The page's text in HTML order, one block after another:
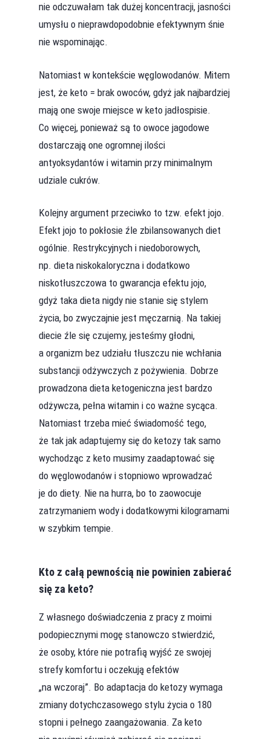
nie odczuwałam tak dużej koncentracji, jasności
umysłu o nieprawdopodobnie efektywnym śnie
nie wspominając.
Natomiast w kontekście węglowodanów. Mitem
jest, że keto = brak owoców, gdyż jak najbardziej
mają one swoje miejsce w keto jadłospisie.
Co więcej, ponieważ są to owoce jagodowe
dostarczają one ogromnej ilości
antyoksydantów i witamin przy minimalnym
udziale cukrów.
Kolejny argument przeciwko to tzw. efekt jojo.
Efekt jojo to pokłosie źle zbilansowanych diet
ogólnie. Restrykcyjnych i niedoborowych,
np. dieta niskokaloryczna i dodatkowo
niskotłuszczowa to gwarancja efektu jojo,
gdyż taka dieta nigdy nie stanie się stylem
życia, bo zwyczajnie jest męczarnią. Na takiej
diecie źle się czujemy, jesteśmy głodni,
a organizm bez udziału tłuszczu nie wchłania
substancji odżywczych z pożywienia. Dobrze
prowadzona dieta ketogeniczna jest bardzo
odżywcza, pełna witamin i co ważne sycąca.
Natomiast trzeba mieć świadomość tego,
że tak jak adaptujemy się do ketozy tak samo
wychodząc z keto musimy zaadaptować się
do węglowodanów i stopniowo wprowadzać
je do diety. Nie na hurra, bo to zaowocuje
zatrzymaniem wody i dodatkowymi kilogramami
w szybkim tempie.
Kto z całą pewnością nie powinien zabierać
się za keto?
Z własnego doświadczenia z pracy z moimi
podopiecznymi mogę stanowczo stwierdzić,
że osoby, które nie potrafią wyjść ze swojej
strefy komfortu i oczekują efektów
„na wczoraj”. Bo adaptacja do ketozy wymaga
zmiany dotychczasowego stylu życia o 180
stopni i pełnego zaangażowania. Za keto